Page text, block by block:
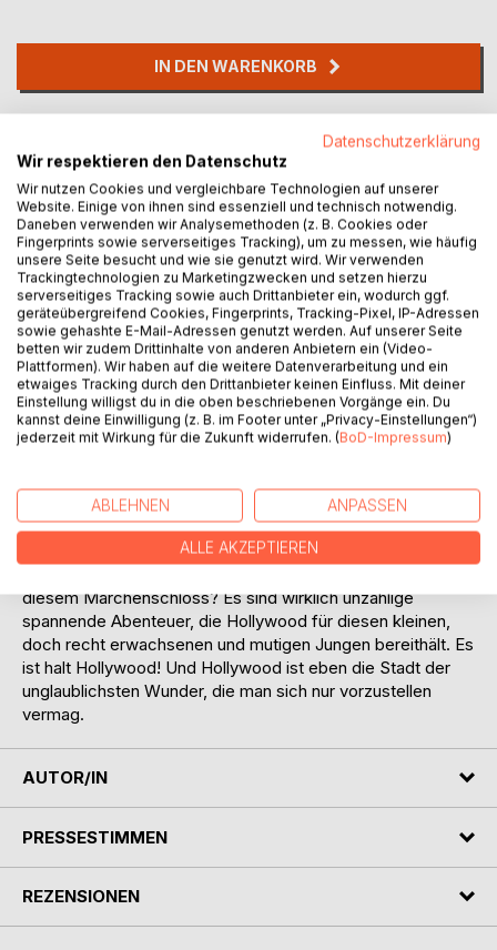
IN DEN WARENKORB
Titel bewerten
BESCHREIBUNG
Das Märchenschloss von Hollywood – wo mag das wohl
stehen? Am Hollywoodboulevard vielleicht? Noch einmal
erinnert sich der kleine Sunny aus Hollywood an all die
Immer zählte nur eines – die Liebe und die Hoffnung. Aber
waren da nicht auch ein ziemlich merkwürdiger
Kühlschrankkobold, äußerst rätselhafte Zaubersteine und
diesem Märchenschloss? Es sind wirklich unzählige
spannende Abenteuer, die Hollywood für diesen kleinen,
doch recht erwachsenen und mutigen Jungen bereithält. Es
ist halt Hollywood! Und Hollywood ist eben die Stadt der
unglaublichsten Wunder, die man sich nur vorzustellen
vermag.
AUTOR/IN
PRESSESTIMMEN
REZENSIONEN
Datenschutzerklärung
Wir respektieren den Datenschutz
Wir nutzen Cookies und vergleichbare Technologien auf unserer
Website. Einige von ihnen sind essenziell und technisch notwendig.
Daneben verwenden wir Analysemethoden (z. B. Cookies oder
Fingerprints sowie serverseitiges Tracking), um zu messen, wie häufig
unsere Seite besucht und wie sie genutzt wird. Wir verwenden
Trackingtechnologien zu Marketingzwecken und setzen hierzu
serverseitiges Tracking sowie auch Drittanbieter ein, wodurch ggf.
geräteübergreifend Cookies, Fingerprints, Tracking-Pixel, IP-Adressen
sowie gehashte E-Mail-Adressen genutzt werden. Auf unserer Seite
betten wir zudem Drittinhalte von anderen Anbietern ein (Video-
Plattformen). Wir haben auf die weitere Datenverarbeitung und ein
etwaiges Tracking durch den Drittanbieter keinen Einfluss. Mit deiner
Einstellung willigst du in die oben beschriebenen Vorgänge ein. Du
kannst deine Einwilligung (z. B. im Footer unter „Privacy-Einstellungen“)
jederzeit mit Wirkung für die Zukunft widerrufen. (BoD-Impressum)
ABLEHNEN ANPASSEN
ALLE AKZEPTIEREN